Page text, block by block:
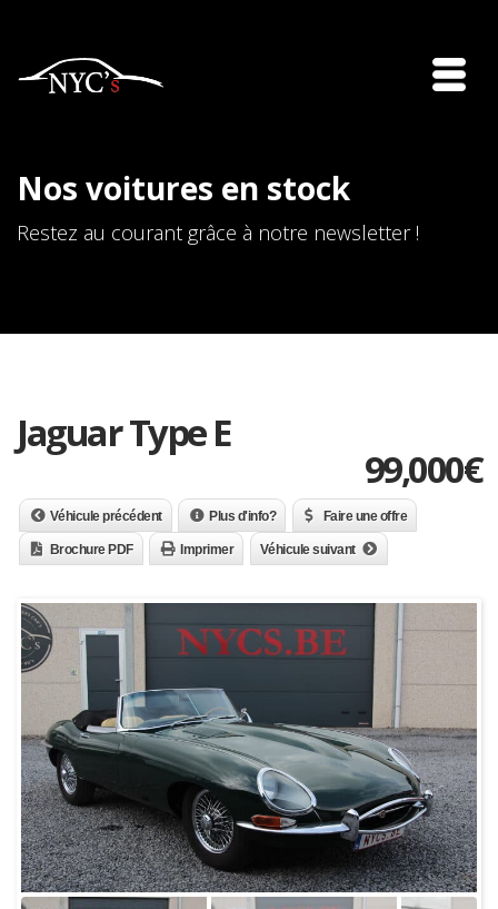
Nos voitures en stock
Restez au courant grâce à notre newsletter !
Jaguar Type E
99,000€
Véhicule précédent Plus d'info? Faire une offre
Brochure PDF Imprimer Véhicule suivant